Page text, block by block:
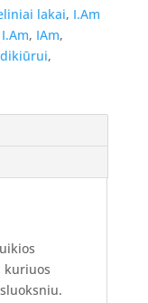
lakai, I.Am
I.Am, IAm,
,
kuriuos